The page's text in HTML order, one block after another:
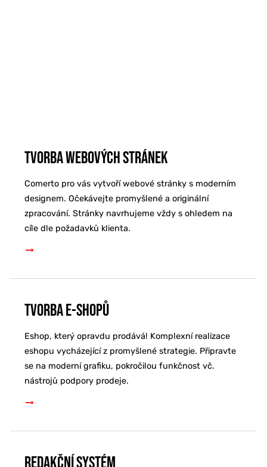
Tvorba webových stránek
Comerto pro vás vytvoří webové stránky s moderním
designem. Očekávejte promyšlené a originální
zpracování. Stránky navrhujeme vždy s ohledem na
cíle dle požadavků klienta.
Tvorba e-shopů
Eshop, který opravdu prodává! Komplexní realizace
eshopu vycházející z promyšlené strategie. Připravte
se na moderní grafiku, pokročilou funkčnost vč.
nástrojů podpory prodeje.
Redakční systém